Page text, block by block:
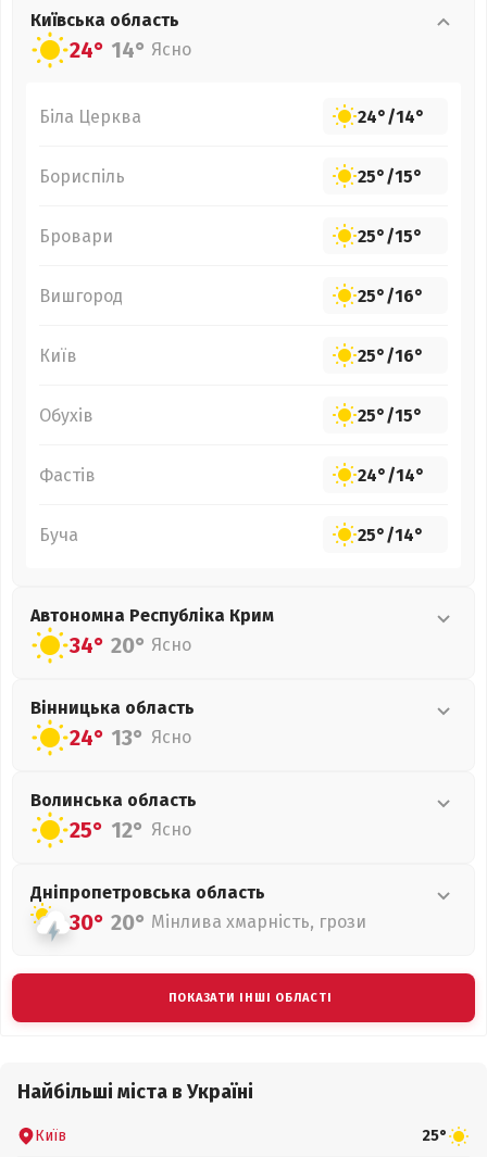
Київська область
24° 14° Ясно
Біла Церква 24°/14°
Бориспіль 25°/15°
Бровари 25°/15°
Вишгород 25°/16°
Київ 25°/16°
Обухів 25°/15°
Фастів 24°/14°
Буча 25°/14°
Автономна Республіка Крим
34° 20° Ясно
Вінницька область
24° 13° Ясно
Волинська область
25° 12° Ясно
Дніпропетровська область
30° 20° Мінлива хмарність, грози
ПОКАЗАТИ ІНШІ ОБЛАСТІ
Найбільші міста в Україні
Київ 25°